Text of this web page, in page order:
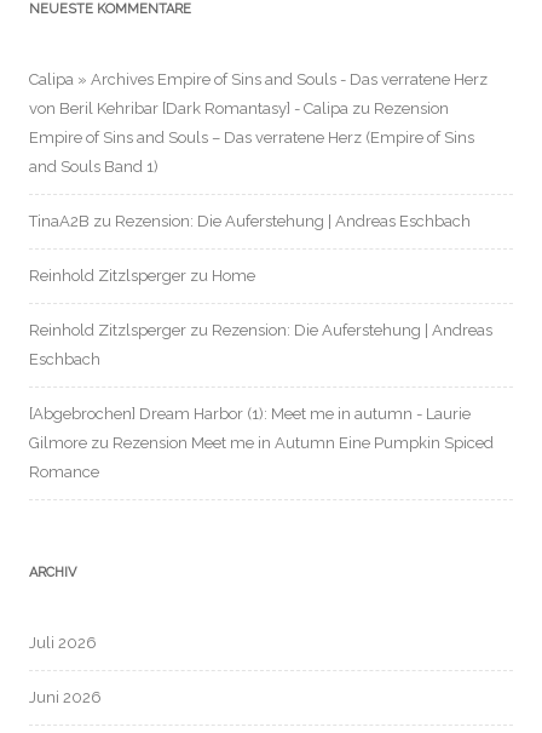
NEUESTE KOMMENTARE
Calipa » Archives Empire of Sins and Souls - Das verratene Herz
von Beril Kehribar [Dark Romantasy] - Calipa zu Rezension
Empire of Sins and Souls – Das verratene Herz (Empire of Sins
and Souls Band 1)
TinaA2B zu Rezension: Die Auferstehung | Andreas Eschbach
Reinhold Zitzlsperger zu Home
Reinhold Zitzlsperger zu Rezension: Die Auferstehung | Andreas
Eschbach
[Abgebrochen] Dream Harbor (1): Meet me in autumn - Laurie
Gilmore zu Rezension Meet me in Autumn Eine Pumpkin Spiced
Romance
ARCHIV
Juli 2026
Juni 2026